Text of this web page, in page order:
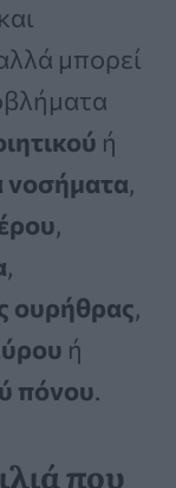
μπορεί
ή
νοσήματα,
,
,
ουρήθρας,
ή
πόνου.
που